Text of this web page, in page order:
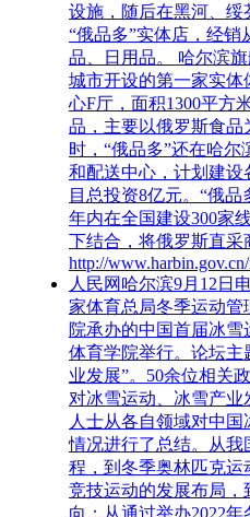
设施，随后在黑河、绥
“俄品多”实体店，经销
品、日用品。 哈尔滨
城市开设的第一家实体
心F厅，面积1300平方
品，主要以俄罗斯食品
时，“俄品多”还在哈
和配送中心，计划建设
目总投资8亿元。“俄
年内在全国建设300家
下结合，将俄罗斯直采
http://
人民网哈尔滨9月12日
家体育总局冬季运动管
院承办的中国首届冰
体育学院举行。论坛主
业发展”。50余位相关
对冰雪运动、冰雪产
人士从各自领域对中
情况进行了总结。从
程，到冬季奥林匹克运
竞技运动的发展布局
向；从通过举办2022